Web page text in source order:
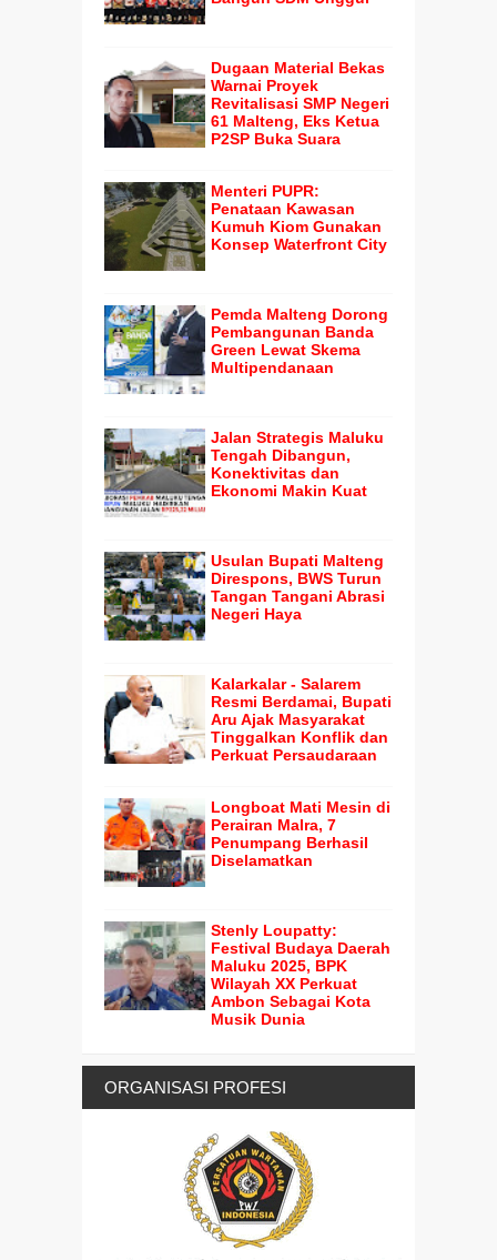
Dugaan Material Bekas
Warnai Proyek
Revitalisasi SMP Negeri
61 Malteng, Eks Ketua
P2SP Buka Suara
Menteri PUPR:
Penataan Kawasan
Kumuh Kiom Gunakan
Konsep Waterfront City
Pemda Malteng Dorong
Pembangunan Banda
Green Lewat Skema
Multipendanaan
Jalan Strategis Maluku
Tengah Dibangun,
Konektivitas dan
Ekonomi Makin Kuat
Usulan Bupati Malteng
Direspons, BWS Turun
Tangan Tangani Abrasi
Negeri Haya
Kalarkalar - Salarem
Resmi Berdamai, Bupati
Aru Ajak Masyarakat
Tinggalkan Konflik dan
Perkuat Persaudaraan
Longboat Mati Mesin di
Perairan Malra, 7
Penumpang Berhasil
Diselamatkan
Stenly Loupatty:
Festival Budaya Daerah
Maluku 2025, BPK
Wilayah XX Perkuat
Ambon Sebagai Kota
Musik Dunia
ORGANISASI PROFESI